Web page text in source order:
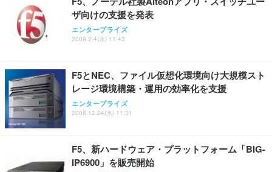
ザ向けの支援を発表
エンタープライズ
2009.2.4(水) 11:43
F5とNEC、ファイル仮想化環境向け大規模スト
レージ環境構築・運用の効率化を支援
エンタープライズ
2008.12.24(水) 11:31
F5、新ハードウェア・プラットフォーム「BIG-
IP6900」を販売開始